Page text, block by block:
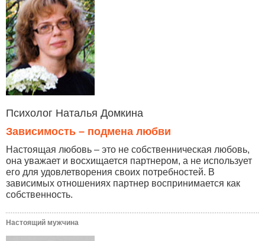
Психолог Наталья Домкина
Зависимость – подмена любви
Настоящая любовь – это не собственническая любовь,
она уважает и восхищается партнером, а не использует
его для удовлетворения своих потребностей. В
зависимых отношениях партнер воспринимается как
собственность.
Настоящий мужчина